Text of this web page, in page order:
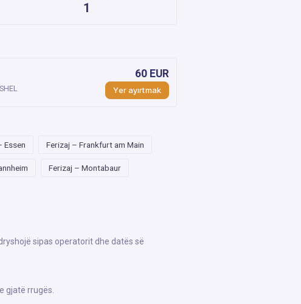
1
60 EUR
Yer ayırtmak
Essen Ferizaj – Frankfurt am Main
Ferizaj – Montabaur
sipas operatorit dhe datës së
gjatë rrugës.